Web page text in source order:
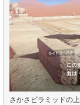
さかさピラミッドの